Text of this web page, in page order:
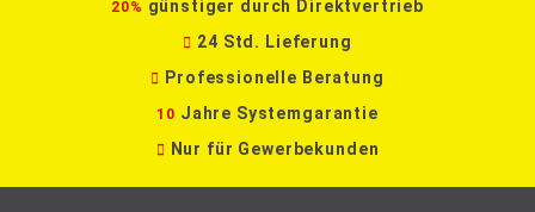
20% günstiger durch Direktvertrieb
24 Std. Lieferung
Professionelle Beratung
10 Jahre Systemgarantie
Nur für Gewerbekunden